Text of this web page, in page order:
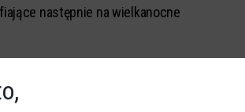
następnie na wielkanocne